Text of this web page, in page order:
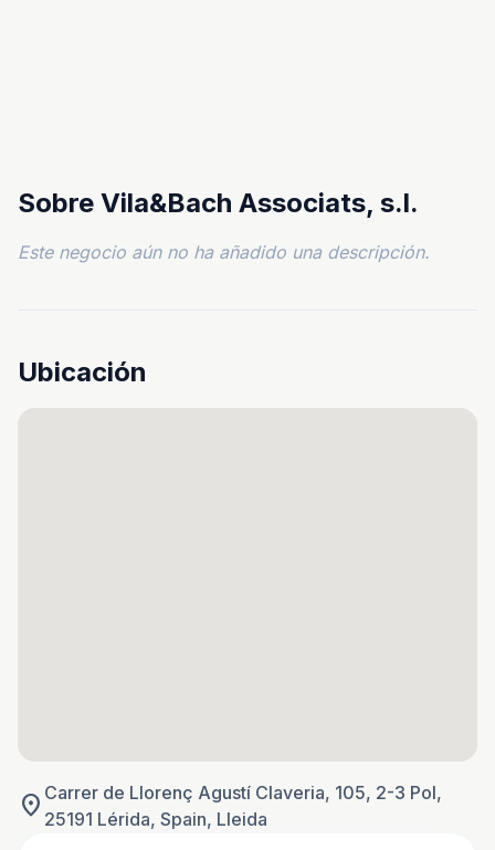
Sobre Vila&Bach Associats, s.l.
Este negocio aún no ha añadido una descripción.
Ubicación
location_on Carrer de Llorenç Agustí Claveria, 105, 2-3 Pol,
25191 Lérida, Spain, Lleida